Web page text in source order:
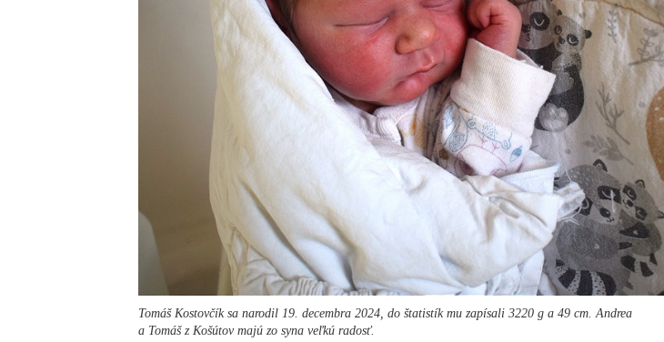
Tomáš Kostovčík sa narodil 19. decembra 2024, do štatistík mu zapísali 3220 g a 49 cm. Andrea
a Tomáš z Košútov majú zo syna veľkú radosť.